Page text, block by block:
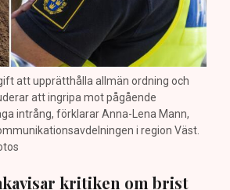
att upprätthålla allmän ordning och
att ingripa mot pågående
intrång, förklarar Anna-Lena Mann,
i region Väst.
kritiken om brist